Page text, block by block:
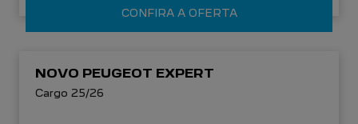
CONFIRA A OFERTA
NOVO PEUGEOT EXPERT
Cargo 25/26